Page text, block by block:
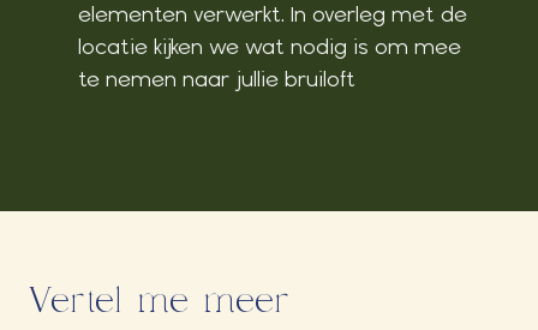
elementen verwerkt. In overleg met de
locatie kijken we wat nodig is om mee
te nemen naar jullie bruiloft
Vertel me meer